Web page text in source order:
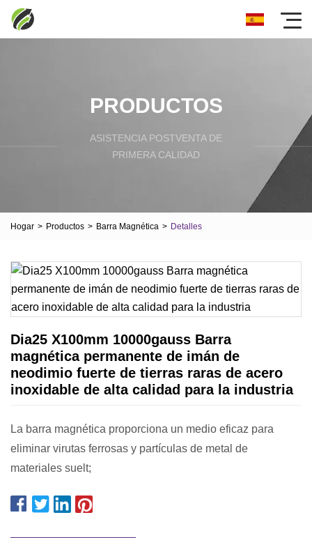
PRODUCTOS
ASISTENCIA POSTVENTA DE
PRIMERA CALIDAD
Hogar > Productos > Barra Magnética > Detalles
Dia25 X100mm 10000gauss Barra
magnética permanente de imán de
neodimio fuerte de tierras raras de acero
inoxidable de alta calidad para la industria
La barra magnética proporciona un medio eficaz para
eliminar virutas ferrosas y partículas de metal de
materiales suelt;